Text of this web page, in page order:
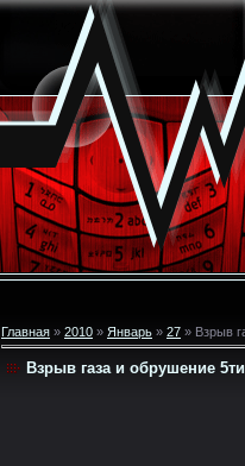
Главная » 2010 » Январь » 27 » Взрыв
Взрыв газа и обрушение